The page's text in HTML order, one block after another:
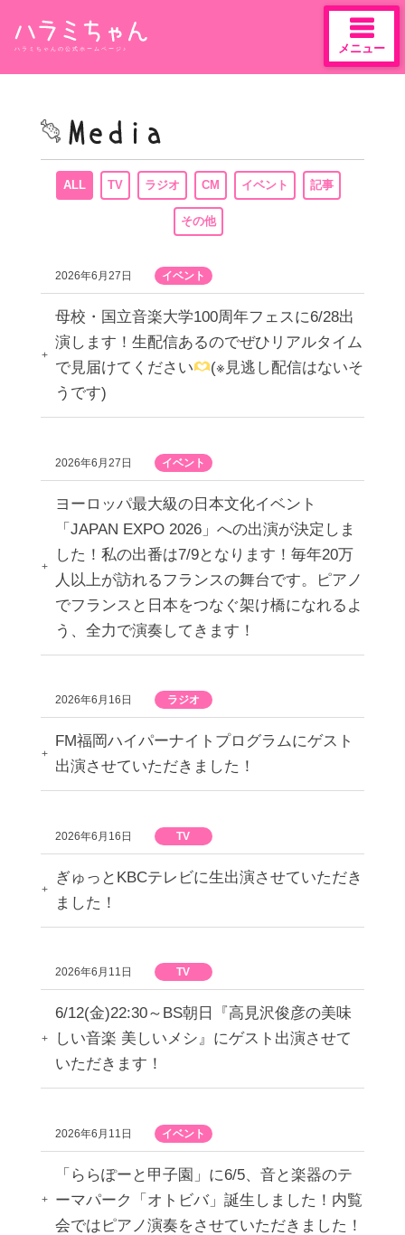
content
ハラミちゃんの公式ホームページ♪ メニュー
ALL TV ラジオ CM イベント 記事
その他
2026年6月27日 イベント
母校・国立音楽大学100周年フェスに6/28出
演します！生配信あるのでぜひリアルタイム
で見届けてください
(※見逃し配信はないそ
うです)
2026年6月27日 イベント
ヨーロッパ最大級の日本文化イベント
「JAPAN EXPO 2026」への出演が決定しま
した！私の出番は7/9となります！毎年20万
人以上が訪れるフランスの舞台です。ピアノ
でフランスと日本をつなぐ架け橋になれるよ
う、全力で演奏してきます！
2026年6月16日 ラジオ
FM福岡ハイパーナイトプログラムにゲスト
出演させていただきました！
2026年6月16日 TV
ぎゅっとKBCテレビに生出演させていただき
ました！
2026年6月11日 TV
6/12(金)22:30～BS朝日『高見沢俊彦の美味
しい音楽 美しいメシ』にゲスト出演させて
いただきます！
2026年6月11日 イベント
「ららぽーと甲子園」に6/5、音と楽器のテ
ーマパーク「オトビバ」誕生しました！内覧
会ではピアノ演奏をさせていただきました！